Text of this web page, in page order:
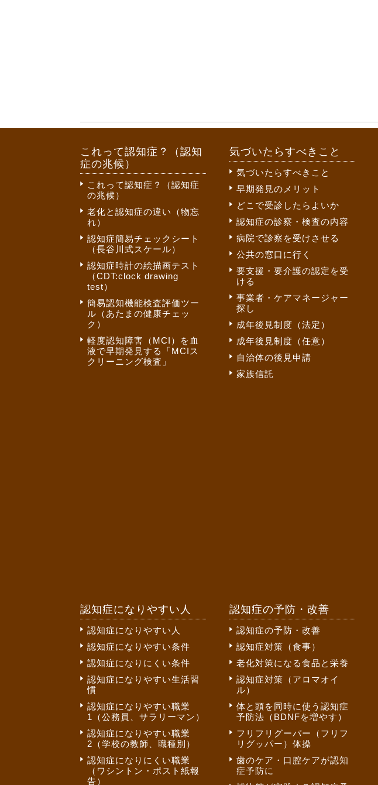
これって認知症？（認知
症の兆候）
これって認知症？（認知症
の兆候）
老化と認知症の違い（物忘
れ）
認知症簡易チェックシート
（長谷川式スケール）
認知症時計の絵描画テスト
（CDT:clock drawing
test）
簡易認知機能検査評価ツー
ル（あたまの健康チェッ
ク）
軽度認知障害（MCI）を血
液で早期発見する「MCIス
クリーニング検査」
気づいたらすべきこと
気づいたらすべきこと
早期発見のメリット
どこで受診したらよいか
認知症の診察・検査の内容
病院で診察を受けさせる
公共の窓口に行く
要支援・要介護の認定を受
ける
事業者・ケアマネージャー
探し
成年後見制度（法定）
成年後見制度（任意）
自治体の後見申請
家族信託
認知症になりやすい人
認知症になりやすい人
認知症になりやすい条件
認知症になりにくい条件
認知症になりやすい生活習
慣
認知症になりやすい職業
1（公務員、サラリーマン）
認知症になりやすい職業
2（学校の教師、職種別）
認知症になりにくい職業
（ワシントン・ポスト紙報
告）
認知症の予防・改善
認知症の予防・改善
認知症対策（食事）
老化対策になる食品と栄養
認知症対策（アロマオイ
ル）
体と頭を同時に使う認知症
予防法（BDNFを増やす）
フリフリグーパー（フリフ
リグッパー）体操
歯のケア・口腔ケアが認知
症予防に